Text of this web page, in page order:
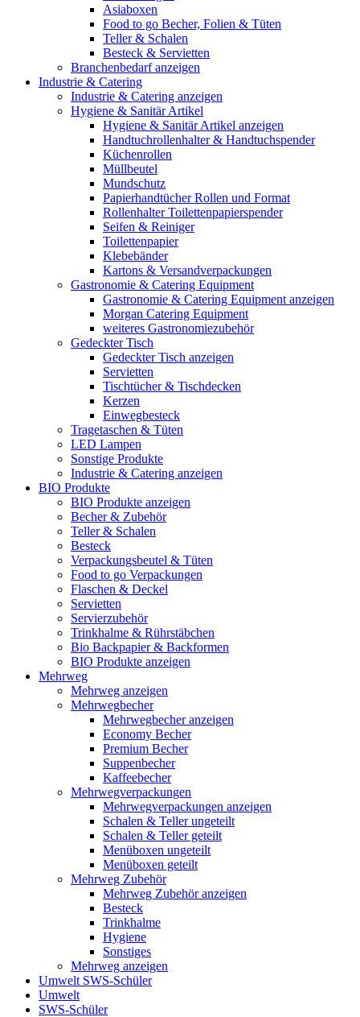
Asiaboxen
Food to go Becher, Folien & Tüten
Teller & Schalen
Besteck & Servietten
Branchenbedarf anzeigen
Industrie & Catering
Industrie & Catering anzeigen
Hygiene & Sanitär Artikel
Hygiene & Sanitär Artikel anzeigen
Handtuchrollenhalter & Handtuchspender
Küchenrollen
Müllbeutel
Mundschutz
Papierhandtücher Rollen und Format
Rollenhalter Toilettenpapierspender
Seifen & Reiniger
Toilettenpapier
Klebebänder
Kartons & Versandverpackungen
Gastronomie & Catering Equipment
Gastronomie & Catering Equipment anzeigen
Morgan Catering Equipment
weiteres Gastronomiezubehör
Gedeckter Tisch
Gedeckter Tisch anzeigen
Servietten
Tischtücher & Tischdecken
Kerzen
Einwegbesteck
Tragetaschen & Tüten
LED Lampen
Sonstige Produkte
Industrie & Catering anzeigen
BIO Produkte
BIO Produkte anzeigen
Becher & Zubehör
Teller & Schalen
Besteck
Verpackungsbeutel & Tüten
Food to go Verpackungen
Flaschen & Deckel
Servietten
Servierzubehör
Trinkhalme & Rührstäbchen
Bio Backpapier & Backformen
BIO Produkte anzeigen
Mehrweg
Mehrweg anzeigen
Mehrwegbecher
Mehrwegbecher anzeigen
Economy Becher
Premium Becher
Suppenbecher
Kaffeebecher
Mehrwegverpackungen
Mehrwegverpackungen anzeigen
Schalen & Teller ungeteilt
Schalen & Teller geteilt
Menüboxen ungeteilt
Menüboxen geteilt
Mehrweg Zubehör
Mehrweg Zubehör anzeigen
Besteck
Trinkhalme
Hygiene
Sonstiges
Mehrweg anzeigen
Umwelt SWS-Schüler
Umwelt
SWS-Schüler